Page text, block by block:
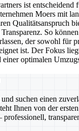
ist entscheidend
Moers mit
Qualitätsanspruch
So
der sowohl für
ist. Der Fokus
optimalen
suchen einen
Ihnen von der